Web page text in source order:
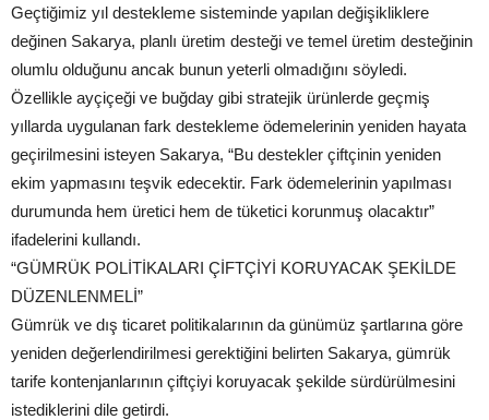
Geçtiğimiz yıl destekleme sisteminde yapılan değişikliklere
değinen Sakarya, planlı üretim desteği ve temel üretim desteğinin
olumlu olduğunu ancak bunun yeterli olmadığını söyledi.
Özellikle ayçiçeği ve buğday gibi stratejik ürünlerde geçmiş
yıllarda uygulanan fark destekleme ödemelerinin yeniden hayata
geçirilmesini isteyen Sakarya, “Bu destekler çiftçinin yeniden
ekim yapmasını teşvik edecektir. Fark ödemelerinin yapılması
durumunda hem üretici hem de tüketici korunmuş olacaktır”
ifadelerini kullandı.
“GÜMRÜK POLİTİKALARI ÇİFTÇİYİ KORUYACAK ŞEKİLDE
DÜZENLENMELİ”
Gümrük ve dış ticaret politikalarının da günümüz şartlarına göre
yeniden değerlendirilmesi gerektiğini belirten Sakarya, gümrük
tarife kontenjanlarının çiftçiyi koruyacak şekilde sürdürülmesini
istediklerini dile getirdi.